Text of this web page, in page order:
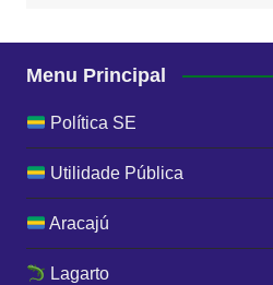
Menu Principal
Política SE
Utilidade Pública
Aracajú
Lagarto